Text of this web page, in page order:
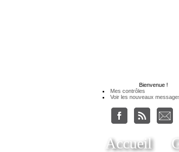
Bienvenue !
Mes contrôles
Voir les nouveaux
Accueil